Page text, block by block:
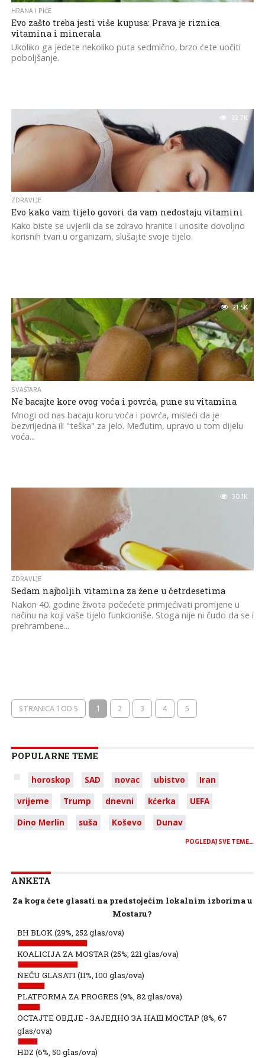
HRANA I PIĆE
Evo zašto treba jesti više kupusa: Prava je riznica
vitamina i minerala
Ukoliko ga jedete nekoliko puta sedmično, brzo ćete uočiti
poboljšanje.
22.7K
ZDRAVLJE
Evo kako vam tijelo govori da vam nedostaju vitamini
Kako biste se uvjerili da se zdravo hranite i unosite dovoljno
korisnih tvari u organizam, slušajte svoje tijelo.
21.5K
SVAŠTARA
Ne bacajte kore ovog voća i povrća, pune su vitamina
Mnogi od nas bacaju koru voća i povrća, misleći da je
bezvrijedna ili "teška" za jelo. Međutim, upravo u tom dijelu
voća...
30.1K
ZDRAVLJE
Sedam najboljih vitamina za žene u četrdesetima
Nakon 40. godine života počećete primjećivati promjene u
načinu na koji vaše tijelo funkcioniše. Stoga nije ni čudo da se i
prehrambene...
STRANICA 1 OD 5 1 2 3 4 5
POPULARNE TEME
horoskop SAD novac ubistvo
Iran
vrijeme
Trump dnevni kćerka
UEFA
Dino Merlin
suša Koševo Dunav
POGLEDAJ SVE TEME…
ANKETA
Za koga ćete glasati na predstojećim lokalnim izborima u
Mostaru?
BH BLOK(29%, 252 glas/ova)
KOALICIJA ZA MOSTAR(25%, 221 glas/ova)
NEĆU GLASATI (11%, 100 glas/ova)
PLATFORMA ZA PROGRES (9%, 82 glas/ova)
ОСТАЈТЕ ОВДЈЕ - ЗАЈЕДНО ЗА НАШ МОСТАР (8%, 67
glas/ova)
HDZ (6%, 50 glas/ova)